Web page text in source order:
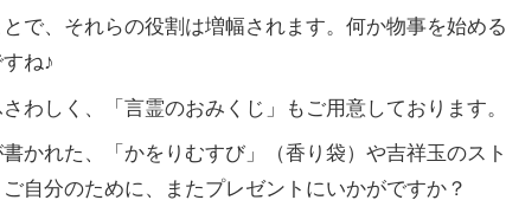
で、それらの役割は増幅されます。何か物事を始め
ね♪
わしく、「言霊のおみくじ」もご用意しております。
かれた、「かをりむすび」（香り袋）や吉祥玉のス
自分のために、またプレゼントにいかがですか？